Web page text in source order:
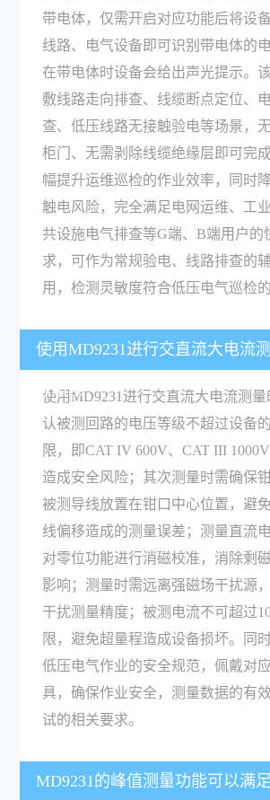
带电体，仅需开启对应功能后将设
线路、电气设备即可识别带电体的
在带电体时设备会给出声光提示。
敷线路走向排查、线缆断点定位、
查、低压线路无接触验电等场景，
柜门、无需剥除线缆绝缘层即可完
幅提升运维巡检的作业效率，同时
触电风险，完全满足电网运维、工
共设施电气排查等G端、B端用户的
求，可作为常规验电、线路排查的
用，检测灵敏度符合低压电气巡检
使用MD9231进行交直流大电流
意事项？
使用MD9231进行交直流大电流测
认被测回路的电压等级不超过设备
限，即CAT IV 600V、CAT III
造成安全风险；其次测量时需确保
被测导线放置在钳口中心位置，避
线偏移造成的测量误差；测量直流
对零位功能进行消磁校准，消除剩
影响；测量时需远离强磁场干扰源
干扰测量精度；被测电流不可超过
限，避免超量程造成设备损坏。同
低压电气作业的安全规范，佩戴对
具，确保作业安全，测量数据的有
试的相关要求。
MD9231的峰值测量功能可以满